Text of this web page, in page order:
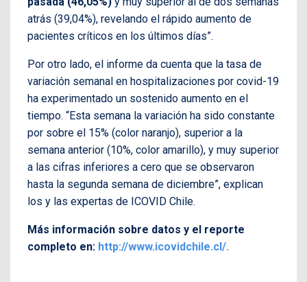
atrás (39,04%), revelando el rápido aumento de
pacientes críticos en los últimos días”.
Por otro lado, el informe da cuenta que la tasa de
variación semanal en hospitalizaciones por covid-19
ha experimentado un sostenido aumento en el
tiempo. “Esta semana la variación ha sido constante
por sobre el 15% (color naranjo), superior a la
semana anterior (10%, color amarillo), y muy superior
a las cifras inferiores a cero que se observaron
hasta la segunda semana de diciembre”, explican
los y las expertas de ICOVID Chile.
Más información sobre datos y el reporte
completo en: http://www.icovidchile.cl/.